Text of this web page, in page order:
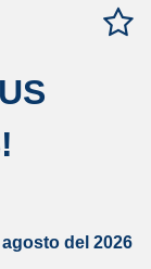
!
del 2026